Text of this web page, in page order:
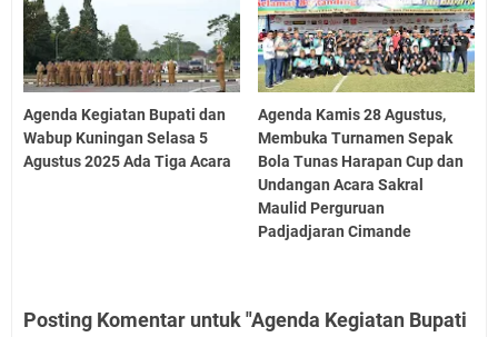
Agenda Kegiatan Bupati dan
Wabup Kuningan Selasa 5
Agustus 2025 Ada Tiga Acara
Agenda Kamis 28 Agustus,
Membuka Turnamen Sepak
Bola Tunas Harapan Cup dan
Undangan Acara Sakral
Maulid Perguruan
Padjadjaran Cimande
Posting Komentar untuk "Agenda Kegiatan Bupati